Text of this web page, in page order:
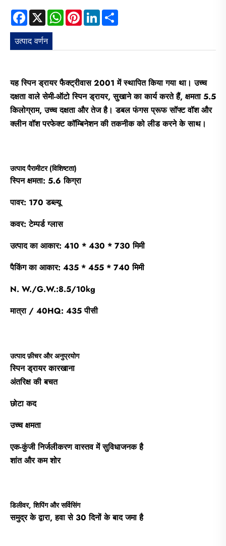
Facebook
X WhatsApp
PinterestLinkedIn
उत्पाद वर्णन
यह स्पिन ड्रायर फैक्ट्रीवास 2001 में स्थापित किया गया था। उच्च
दक्षता वाले सेमी-ऑटो स्पिन ड्रायर, सुखाने का कार्य करते हैं, क्षमता 5.5
किलोग्राम, उच्च दक्षता और तेज है। डबल फंगस प्रूफ सॉफ्ट वॉश और
क्लीन वॉश परफेक्ट कॉम्बिनेशन की तकनीक को लीड करने के साथ।
उत्पाद पैरामीटर (विशिष्टता)
स्पिन क्षमता: 5.6 किग्रा
पावर: 170 डब्ल्यू
कवर: टेम्पर्ड ग्लास
उत्पाद का आकार: 410 * 430 * 730 मिमी
पैकिंग का आकार: 435 * 455 * 740 मिमी
N. W./G.W.:8.5/10kg
मात्रा / 40HQ: 435 पीसी
उत्पाद फ़ीचर और अनुप्रयोग
स्पिन ड्रायर कारखाना
अंतरिक्ष की बचत
छोटा कद
उच्च क्षमता
एक-कुंजी निर्जलीकरण वास्तव में सुविधाजनक है
शांत और कम शोर
डिलीवर, शिपिंग और सर्विसिंग
समुद्र के द्वारा, हवा से 30 दिनों के बाद जमा है